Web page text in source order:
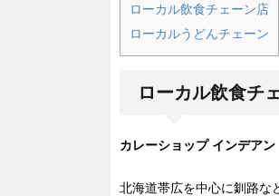
ローカル飲食チェーン店
ローカルうどんチェーン
ローカル飲食チ
カレーショップ インデアン
北海道帯広を中心に釧路な